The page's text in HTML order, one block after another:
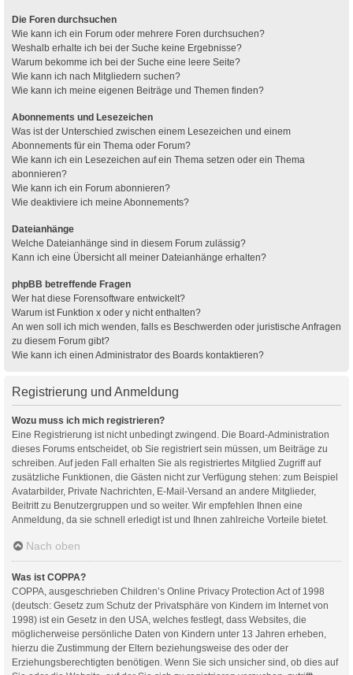
Die Foren durchsuchen
Wie kann ich ein Forum oder mehrere Foren durchsuchen?
Weshalb erhalte ich bei der Suche keine Ergebnisse?
Warum bekomme ich bei der Suche eine leere Seite?
Wie kann ich nach Mitgliedern suchen?
Wie kann ich meine eigenen Beiträge und Themen finden?
Abonnements und Lesezeichen
Was ist der Unterschied zwischen einem Lesezeichen und einem
Abonnements für ein Thema oder Forum?
Wie kann ich ein Lesezeichen auf ein Thema setzen oder ein Thema
abonnieren?
Wie kann ich ein Forum abonnieren?
Wie deaktiviere ich meine Abonnements?
Dateianhänge
Welche Dateianhänge sind in diesem Forum zulässig?
Kann ich eine Übersicht all meiner Dateianhänge erhalten?
phpBB betreffende Fragen
Wer hat diese Forensoftware entwickelt?
Warum ist Funktion x oder y nicht enthalten?
An wen soll ich mich wenden, falls es Beschwerden oder juristische Anfragen
zu diesem Forum gibt?
Wie kann ich einen Administrator des Boards kontaktieren?
Registrierung und Anmeldung
Wozu muss ich mich registrieren?
Eine Registrierung ist nicht unbedingt zwingend. Die Board-Administration
dieses Forums entscheidet, ob Sie registriert sein müssen, um Beiträge zu
schreiben. Auf jeden Fall erhalten Sie als registriertes Mitglied Zugriff auf
zusätzliche Funktionen, die Gästen nicht zur Verfügung stehen: zum Beispiel
Avatarbilder, Private Nachrichten, E-Mail-Versand an andere Mitglieder,
Beitritt zu Benutzergruppen und so weiter. Wir empfehlen Ihnen eine
Anmeldung, da sie schnell erledigt ist und Ihnen zahlreiche Vorteile bietet.
Nach oben
Was ist COPPA?
COPPA, ausgeschrieben Children’s Online Privacy Protection Act of 1998
(deutsch: Gesetz zum Schutz der Privatsphäre von Kindern im Internet von
1998) ist ein Gesetz in den USA, welches festlegt, dass Websites, die
möglicherweise persönliche Daten von Kindern unter 13 Jahren erheben,
hierzu die Zustimmung der Eltern beziehungsweise des oder der
Erziehungsberechtigten benötigen. Wenn Sie sich unsicher sind, ob dies auf